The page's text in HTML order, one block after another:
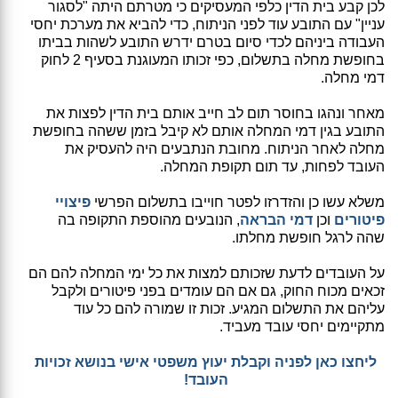
לכן קבע בית הדין כלפי המעסיקים כי מטרתם היתה "לסגור
עניין" עם התובע עוד לפני הניתוח, כדי להביא את מערכת יחסי
העבודה ביניהם לכדי סיום בטרם ידרש התובע לשהות בביתו
בחופשת מחלה בתשלום, כפי זכותו המעוגנת בסעיף 2 לחוק
דמי מחלה.
מאחר ונהגו בחוסר תום לב חייב אותם בית הדין לפצות את
התובע בגין דמי המחלה אותם לא קיבל בזמן ששהה בחופשת
מחלה לאחר הניתוח. מחובת הנתבעים היה להעסיק את
העובד לפחות, עד תום תקופת המחלה.
משלא עשו כן והזדרזו לפטר חוייבו בתשלום הפרשי פיצויי
פיטורים וכן דמי הבראה, הנובעים מהוספת התקופה בה
שהה לרגל חופשת מחלתו.
על העובדים לדעת שזכותם למצות את כל ימי המחלה להם הם
זכאים מכוח החוק, גם אם הם עומדים בפני פיטורים ולקבל
עליהם את התשלום המגיע. זכות זו שמורה להם כל עוד
מתקיימים יחסי עובד מעביד.
ליחצו כאן לפניה וקבלת יעוץ משפטי אישי בנושא זכויות
העובד!